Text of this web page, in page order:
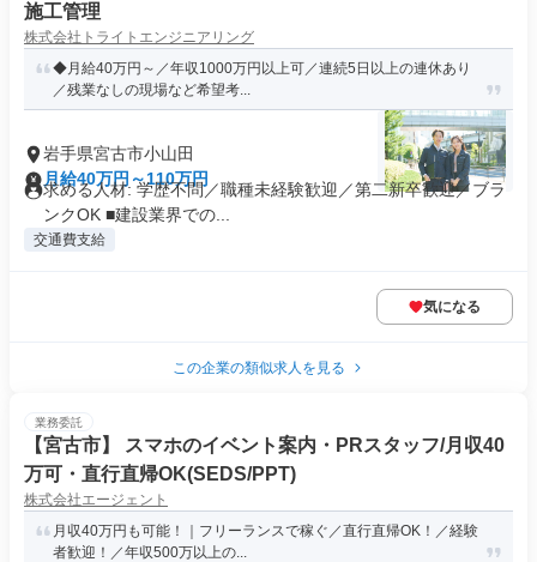
施工管理
株式会社トライトエンジニアリング
◆月給40万円～／年収1000万円以上可／連続5日以上の連休あり
／残業なしの現場など希望考...
岩手県宮古市小山田
月給40万円～110万円
求める人材: 学歴不問／職種未経験歓迎／第二新卒歓迎／ブラ
ンクOK ■建設業界での...
交通費支給
気になる
この企業の類似求人を見る
業務委託
【宮古市】 スマホのイベント案内・PRスタッフ/月収40
万可・直行直帰OK(SEDS/PPT)
株式会社エージェント
月収40万円も可能！｜フリーランスで稼ぐ／直行直帰OK！／経験
者歓迎！／年収500万以上の...